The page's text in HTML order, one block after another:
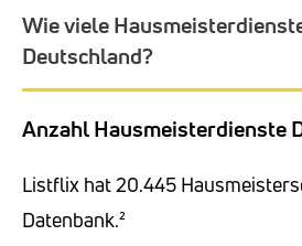
Wie viele
Deutschland?
Anzahl Hausmeisterdienste
Listflix hat 20.445
Datenbank.²